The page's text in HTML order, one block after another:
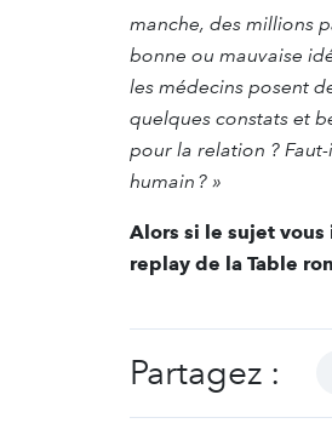
manche, des millions
bonne ou mauvaise
les médecins posent
quelques constats et
pour la relation ?
humain ? »
Alors si le sujet vous
replay de la Table
Partagez :